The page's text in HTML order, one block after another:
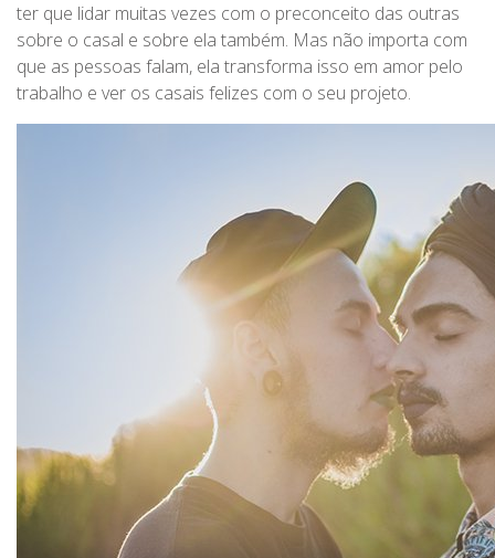
ter que lidar muitas vezes com o preconceito das outras
sobre o casal e sobre ela também. Mas não importa com
que as pessoas falam, ela transforma isso em amor pelo
trabalho e ver os casais felizes com o seu projeto.